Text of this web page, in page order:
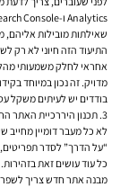
שאילתות מובילות
התיעוד הזה חיוני לא רק
אחראי לחלק משמעותי
מדויק. זה נכון במיוחד
בודדים יש לעיתים משקל
3. תכנון היררכיית האתר החדש
לא כל מעבר דומיין מחייב
“על הדרך” לסדר תפריטים,
כל עוד עושים זאת בזהירות.
מבנה אתר חדש צריך לשפר